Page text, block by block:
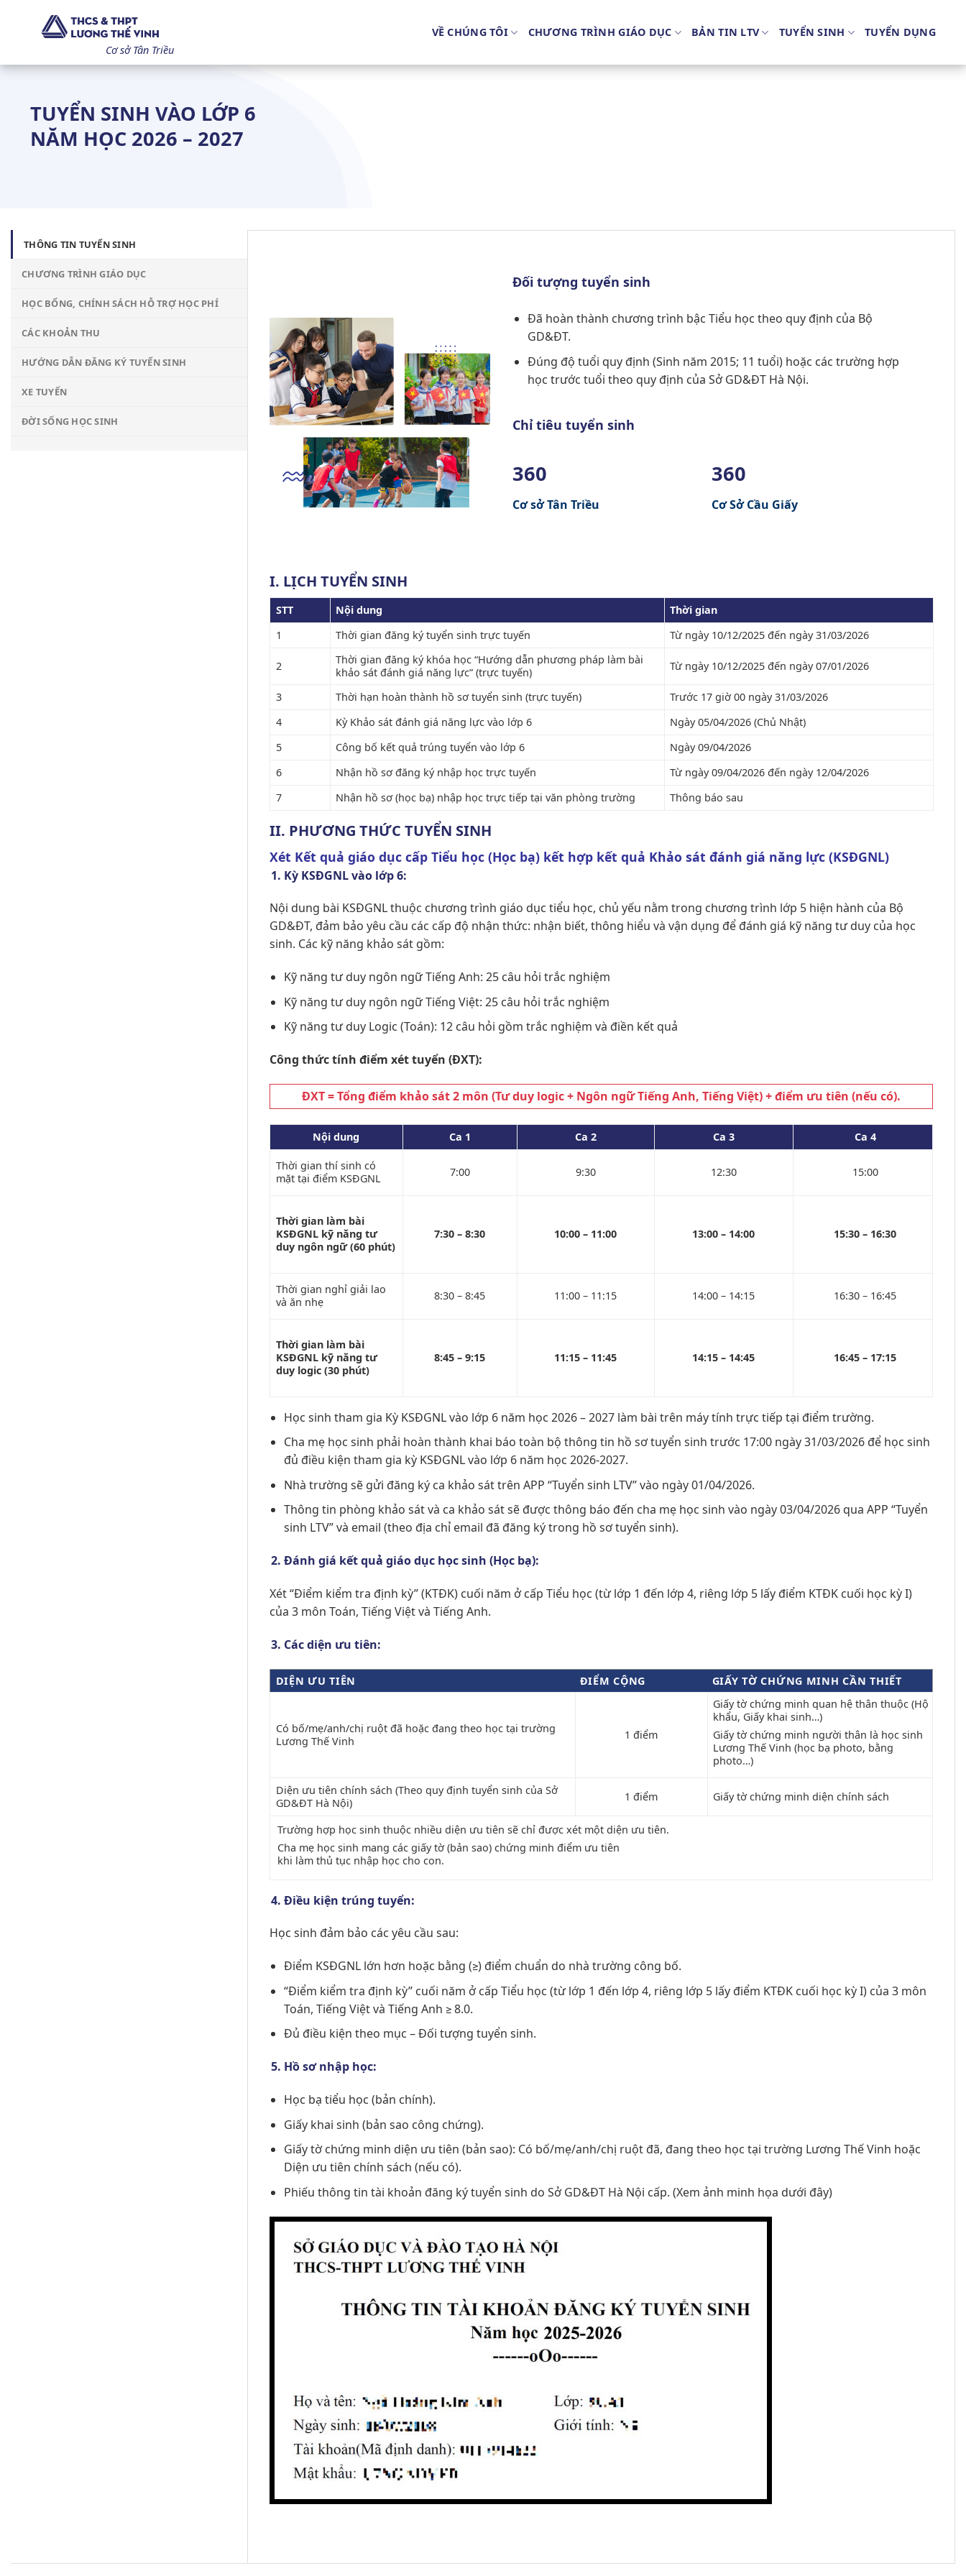
dung
Cơ sở Tân Triều
VỀ CHÚNG TÔI CHƯƠNG TRÌNH GIÁO DỤC BẢN TIN LTV TUYỂN SINH TUYỂN DỤNG
TUYỂN SINH VÀO LỚP 6
NĂM HỌC 2026 – 2027
THÔNG TIN TUYỂN SINH
CHƯƠNG TRÌNH GIÁO DỤC
HỌC BỔNG, CHÍNH SÁCH HỖ TRỢ HỌC PHÍ
CÁC KHOẢN THU
HƯỚNG DẪN ĐĂNG KÝ TUYỂN SINH
XE TUYẾN
ĐỜI SỐNG HỌC SINH
Đối tượng tuyển sinh
Đã hoàn thành chương trình bậc Tiểu học theo quy định của Bộ
GD&ĐT.
Đúng độ tuổi quy định (Sinh năm 2015; 11 tuổi) hoặc các trường hợp
học trước tuổi theo quy định của Sở GD&ĐT Hà Nội.
Chỉ tiêu tuyển sinh
360
Cơ sở Tân Triều
360
Cơ Sở Cầu Giấy
I. LỊCH TUYỂN SINH
STT Nội dung
Thời gian
1
Thời gian đăng ký tuyển sinh trực tuyến Từ ngày 10/12/2025 đến ngày 31/03/2026
2
Thời gian đăng ký khóa học “Hướng dẫn phương pháp làm bài
khảo sát đánh giá năng lực” (trực tuyến)
Từ ngày 10/12/2025 đến ngày 07/01/2026
3 Thời hạn hoàn thành hồ sơ tuyển sinh (trực tuyến)
Trước 17 giờ 00 ngày 31/03/2026
4
Kỳ Khảo sát đánh giá năng lực vào lớp 6
Ngày 05/04/2026 (Chủ Nhật)
5
Công bố kết quả trúng tuyển vào lớp 6
Ngày 09/04/2026
6
Nhận hồ sơ đăng ký nhập học trực tuyến
Từ ngày 09/04/2026 đến ngày 12/04/2026
7
Nhận hồ sơ (học bạ) nhập học trực tiếp tại văn phòng trường Thông báo sau
II. PHƯƠNG THỨC TUYỂN SINH
Xét Kết quả giáo dục cấp Tiểu học (Học bạ) kết hợp kết quả Khảo sát đánh giá năng lực (KSĐGNL)
Kỳ KSĐGNL vào lớp 6:
Nội dung bài KSĐGNL thuộc chương trình giáo dục tiểu học, chủ yếu nằm trong chương trình lớp 5 hiện hành của Bộ
GD&ĐT, đảm bảo yêu cầu các cấp độ nhận thức: nhận biết, thông hiểu và vận dụng để đánh giá kỹ năng tư duy của học
sinh. Các kỹ năng khảo sát gồm:
Kỹ năng tư duy ngôn ngữ Tiếng Anh: 25 câu hỏi trắc nghiệm
Kỹ năng tư duy ngôn ngữ Tiếng Việt: 25 câu hỏi trắc nghiệm
Kỹ năng tư duy Logic (Toán): 12 câu hỏi gồm trắc nghiệm và điền kết quả
Công thức tính điểm xét tuyển (ĐXT):
ĐXT = Tổng điểm khảo sát 2 môn (Tư duy logic + Ngôn ngữ Tiếng Anh, Tiếng Việt) + điểm ưu tiên (nếu có).
Nội dung Ca 1 Ca 2 Ca 3 Ca 4
Thời gian thí sinh có
mặt tại điểm KSĐGNL
7:00 9:30 12:30 15:00
Thời gian làm bài
KSĐGNL kỹ năng tư
duy ngôn ngữ (60 phút)
7:30 – 8:30 10:00 – 11:00 13:00 – 14:00 15:30 – 16:30
Thời gian nghỉ giải lao
và ăn nhẹ
8:30 – 8:45 11:00 – 11:15 14:00 – 14:15 16:30 – 16:45
Thời gian làm bài
KSĐGNL kỹ năng tư
duy logic (30 phút)
8:45 – 9:15 11:15 – 11:45 14:15 – 14:45 16:45 – 17:15
Học sinh tham gia Kỳ KSĐGNL vào lớp 6 năm học 2026 – 2027 làm bài trên máy tính trực tiếp tại điểm trường.
Cha mẹ học sinh phải hoàn thành khai báo toàn bộ thông tin hồ sơ tuyển sinh trước 17:00 ngày 31/03/2026 để học sinh
đủ điều kiện tham gia kỳ KSĐGNL vào lớp 6 năm học 2026-2027.
Nhà trường sẽ gửi đăng ký ca khảo sát trên APP “Tuyển sinh LTV” vào ngày 01/04/2026.
Thông tin phòng khảo sát và ca khảo sát sẽ được thông báo đến cha mẹ học sinh vào ngày 03/04/2026 qua APP “Tuyển
sinh LTV” và email (theo địa chỉ email đã đăng ký trong hồ sơ tuyển sinh).
Đánh giá kết quả giáo dục học sinh (Học bạ):
Xét“Điểm kiểm tra định kỳ” (KTĐK) cuối năm ở cấp Tiểu học (từ lớp 1 đến lớp 4, riêng lớp 5 lấy điểm KTĐK cuối học kỳ I)
của 3 môn Toán, Tiếng Việt và Tiếng Anh.
Các diện ưu tiên:
DIỆN ƯU TIÊN ĐIỂM CỘNG GIẤY TỜ CHỨNG MINH CẦN THIẾT
Có bố/mẹ/anh/chị ruột đã hoặc đang theo học tại trường
Lương Thế Vinh
1 điểm
Giấy tờ chứng minh quan hệ thân thuộc (Hộ
khẩu, Giấy khai sinh…)
Giấy tờ chứng minh người thân là học sinh
Lương Thế Vinh (học bạ photo, bằng
photo…)
Diện ưu tiên chính sách (Theo quy định tuyển sinh của Sở
GD&ĐT Hà Nội)
1 điểm Giấy tờ chứng minh diện chính sách
Trường hợp học sinh thuộc nhiều diện ưu tiên sẽ chỉ được xét một diện ưu tiên.
Cha mẹ học sinh mang các giấy tờ (bản sao) chứng minh điểm ưu tiên
khi làm thủ tục nhập học cho con.
Điều kiện trúng tuyển:
Học sinh đảm bảo các yêu cầu sau:
Điểm KSĐGNL lớn hơn hoặc bằng (≥) điểm chuẩn do nhà trường công bố.
“Điểm kiểm tra định kỳ” cuối năm ở cấp Tiểu học (từ lớp 1 đến lớp 4, riêng lớp 5 lấy điểm KTĐK cuối học kỳ I) của 3 môn
Toán, Tiếng Việt và Tiếng Anh ≥8.0.
Đủ điều kiện theo mục – Đối tượng tuyển sinh.
Hồ sơ nhập học:
Học bạ tiểu học (bản chính).
Giấy khai sinh (bản sao công chứng).
Giấy tờ chứng minh diện ưu tiên (bản sao): Có bố/mẹ/anh/chị ruột đã, đang theo học tại trường Lương Thế Vinh hoặc
Diện ưu tiên chính sách (nếu có).
Phiếu thông tin tài khoản đăng ký tuyển sinh do Sở GD&ĐT Hà Nội cấp. (Xem ảnh minh họa dưới đây)